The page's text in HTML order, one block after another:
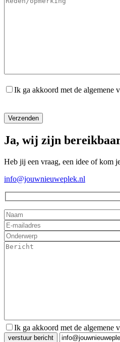
Ik ga akkoord met de algemene
Ja, wij zijn
Heb jij een vraag, een idee of kom
info@jouwnieuweplek.nl
Ik ga akkoord met de algemene
Gelieve dit veld leeg te laten.